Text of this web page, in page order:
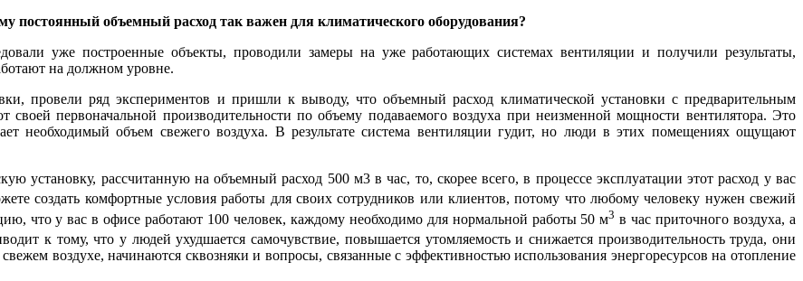
объемный расход так важен для климатического оборудования?
уже построенные объекты, проводили замеры на уже работающих системах вентиляции и получили результаты,
на должном уровне.
провели ряд экспериментов и пришли к выводу, что объемный расход климатической установки с предварительным
первоначальной производительности по объему подаваемого воздуха при неизменной мощности вентилятора. Это
необходимый объем свежего воздуха. В результате система вентиляции гудит, но люди в этих помещениях ощущают
установку, рассчитанную на объемный расход 500 м3 в час, то, скорее всего, в процессе эксплуатации этот расход у вас
создать комфортные условия работы для своих сотрудников или клиентов, потому что любому человеку нужен свежий
что у вас в офисе работают 100 человек, каждому необходимо для нормальной работы 50 м3 в час приточного воздуха, а
к тому, что у людей ухудшается самочувствие, повышается утомляемость и снижается производительность труда, они
воздухе, начинаются сквозняки и вопросы, связанные с эффективностью использования энергоресурсов на отопление